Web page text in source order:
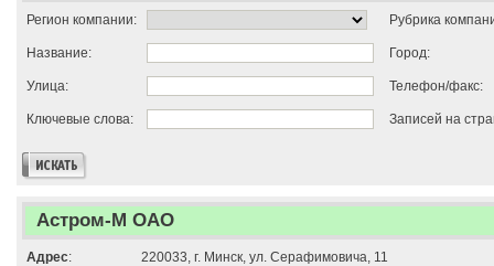
Регион компании:
Рубрика
Название: Город:
Улица: Телефон/факс:
Ключевые слова: Записей на
Астром-М ОАО
Адрес:
220033, г. Минск, ул. Серафимовича, 11